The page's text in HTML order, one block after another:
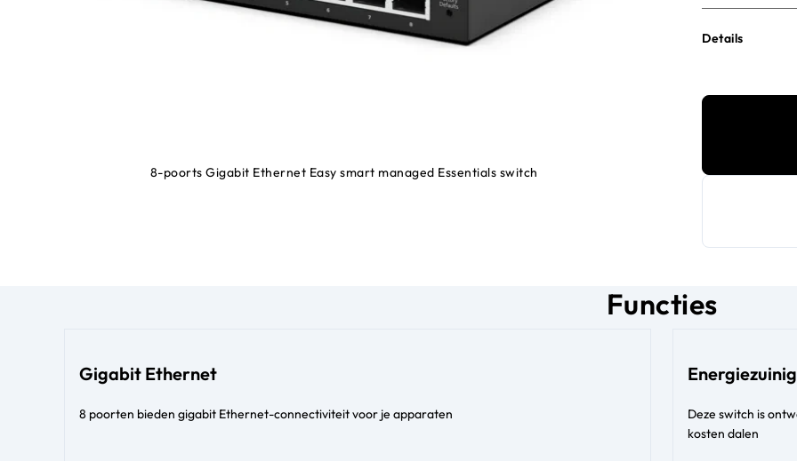
8-poorts Gigabit Ethernet Easy smart managed Essentials switch
Details
Functies
Gigabit Ethernet
8 poorten bieden gigabit Ethernet-connectiviteit voor je apparaten
Energiezuinig
Deze switch is
kosten dalen